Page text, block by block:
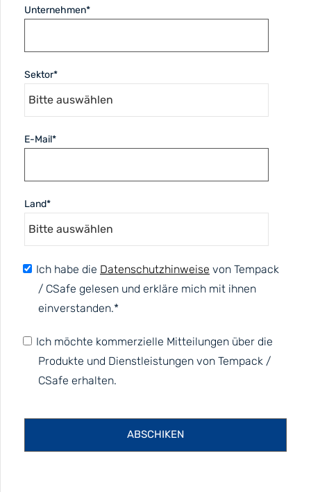
Unternehmen*
Sektor*
E-Mail*
Land*
Ich habe die Datenschutzhinweise von Tempack
/ CSafe gelesen und erkläre mich mit ihnen
einverstanden.*
Ich möchte kommerzielle Mitteilungen über die
Produkte und Dienstleistungen von Tempack /
CSafe erhalten.